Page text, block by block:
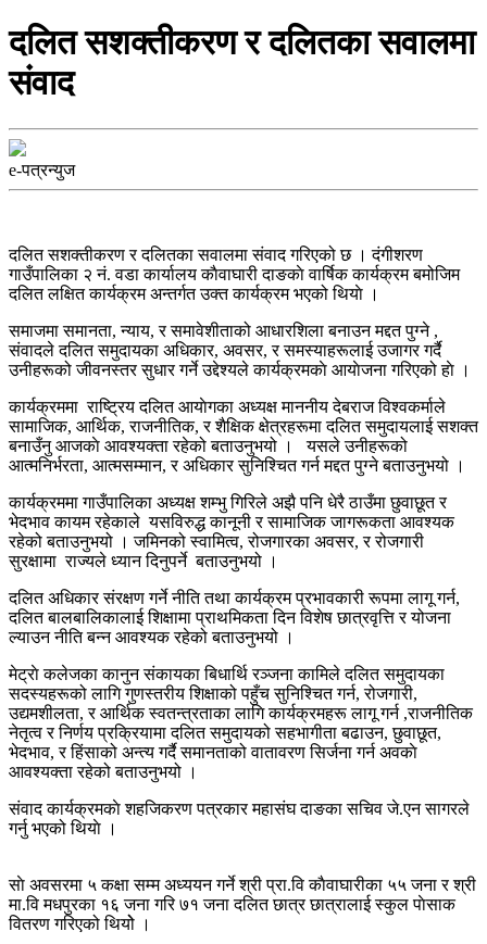
दलित सशक्तीकरण र दलितका सवालमा
संवाद
e-पत्रन्युज
दलित सशक्तीकरण र दलितका सवालमा संवाद गरिएको छ । दंगीशरण
गाउँपालिका २ नं. वडा कार्यालय काैवाघारी दाङकाे वार्षिक कार्यक्रम बमोजिम
दलित लक्षित कार्यक्रम अन्तर्गत उक्त कार्यक्रम भएको थियाे ।
समाजमा समानता, न्याय, र समावेशीताको आधारशिला बनाउन मद्दत पुग्ने ,
संवादले दलित समुदायका अधिकार, अवसर, र समस्याहरूलाई उजागर गर्दै
उनीहरूको जीवनस्तर सुधार गर्ने उद्देश्यले कार्यक्रमकाे आयाेजना गरिएको हाे ।
कार्यक्रममा राष्ट्रिय दलित आयाेगका अध्यक्ष माननीय देबराज विश्वकर्माले
सामाजिक, आर्थिक, राजनीतिक, र शैक्षिक क्षेत्रहरूमा दलित समुदायलाई सशक्त
बनाउँनु आजकाे आवश्यक्ता रहेको बताउनुभयो । यसले उनीहरूको
आत्मनिर्भरता, आत्मसम्मान, र अधिकार सुनिश्चित गर्न मद्दत पुग्ने बताउनुभयो ।
कार्यक्रममा गाउँपालिका अध्यक्ष शम्भु गिरिले अझै पनि धेरै ठाउँमा छुवाछूत र
भेदभाव कायम रहेकाले यसविरुद्ध कानूनी र सामाजिक जागरूकता आवश्यक
रहेको बताउनुभयो । जमिनको स्वामित्व, रोजगारका अवसर, र रोजगारी
सुरक्षामा राज्यले ध्यान दिनुपर्ने बताउनुभयो ।
दलित अधिकार संरक्षण गर्ने नीति तथा कार्यक्रम प्रभावकारी रूपमा लागू गर्न,
दलित बालबालिकालाई शिक्षामा प्राथमिकता दिन विशेष छात्रवृत्ति र योजना
ल्याउन नीति बन्न आवश्यक रहेको बताउनुभयो ।
मेट्राे कलेजका कानुन संकायका बिधार्थि रञ्जना कामिले दलित समुदायका
सदस्यहरूको लागि गुणस्तरीय शिक्षाको पहुँच सुनिश्चित गर्न, रोजगारी,
उद्यमशीलता, र आर्थिक स्वतन्त्रताका लागि कार्यक्रमहरू लागू गर्न ,राजनीतिक
नेतृत्व र निर्णय प्रक्रियामा दलित समुदायको सहभागीता बढाउन, छुवाछूत,
भेदभाव, र हिंसाको अन्त्य गर्दै समानताको वातावरण सिर्जना गर्न अवकाे
आवश्यक्ता रहेको बताउनुभयो ।
संवाद कार्यक्रमकाे शहजिकरण पत्रकार महासंघ दाङका सचिव जे.एन सागरले
गर्नु भएको थियाे ।
साे अवसरमा ५ कक्षा सम्म अध्ययन गर्ने श्री प्रा.वि काैवाघारीका ५५ जना र श्री
मा.वि मधपुरका १६ जना गरि ७१ जना दलित छात्र छात्रालाई स्कुल पाेसाक
वितरण गरिएको थियोे ।